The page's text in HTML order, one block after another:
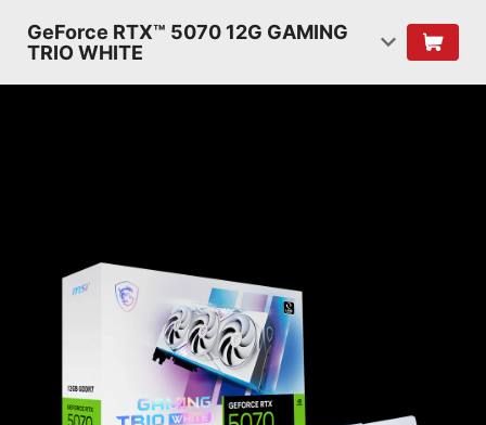
GeForce RTX™ 5070 12G GAMING
TRIO WHITE